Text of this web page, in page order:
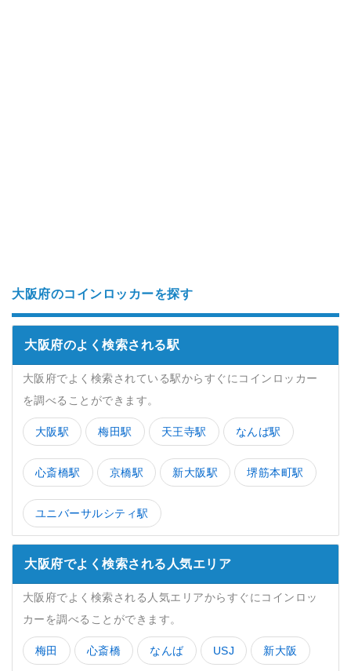
大阪府のコインロッカーを探す
大阪府のよく検索される駅
大阪府でよく検索されている駅からすぐにコインロッカー
を調べることができます。
大阪駅 梅田駅 天王寺駅 なんば駅
心斎橋駅 京橋駅 新大阪駅 堺筋本町駅
ユニバーサルシティ駅
大阪府でよく検索される人気エリア
大阪府でよく検索される人気エリアからすぐにコインロッ
カーを調べることができます。
梅田 心斎橋 なんば USJ 新大阪